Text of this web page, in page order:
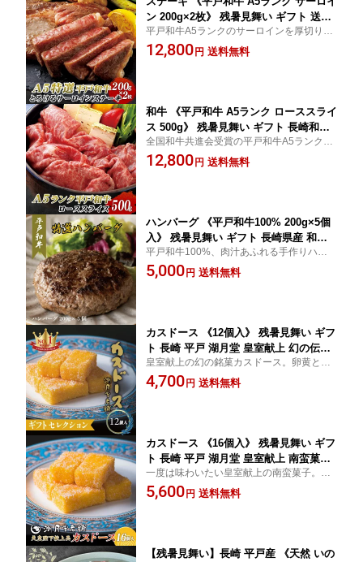
ン 200g×2枚》 残暑見舞い ギフト 送料
無料 長崎 霜降り 黒毛和牛 国産牛 和牛
贅沢 冷凍 お取り寄せグルメ 夏ギフト
平戸和牛A5ランクのサーロインを厚切りス
テーキで。とろける霜降りの旨みを存分
に。特別な日を彩る、贅沢な一皿。
12,800 円 送料無料
和牛 《平戸和牛 A5ランク ローススライ
ス 500g》 残暑見舞い ギフト 長崎和牛
全国和牛共進会受賞 すき焼き しゃぶし
ゃぶ 国産牛 冷凍 お取り寄せグルメ 夏
全国和牛共進会受賞の平戸和牛A5ランク。
とろける霜降りローススライス500gを、す
き焼き・しゃぶしゃぶで存分に。
12,800 円 送料無料
ハンバーグ 《平戸和牛100% 200g×5個
入》 残暑見舞い ギフト 長崎県産 和牛
手作り 肉汁 極上 高級 冷凍 産地直送 お
取り寄せグルメ 夏ギフト 内祝い 贈答品
平戸和牛100%、肉汁あふれる手作りハンバ
ーグ。焼くだけで、とろける旨みが口いっ
ぱいに。ご家庭でごちそうを味わう贅沢。
5,000 円 送料無料
カスドース 《12個入》 残暑見舞い ギフ
ト 長崎 平戸 湖月堂 皇室献上 幻の伝統
銘菓 和菓子 卵黄 焼き菓子 スイーツ お
取り寄せ お返し プレゼント 夏ギフト
皇室献上の幻の銘菓カスドース。卵黄と糖
蜜が生む、まろやかで上品な甘み。老舗・
湖月堂の伝統を食べきりやすい12個入で。
4,700 円 送料無料
カスドース 《16個入》 残暑見舞い ギフ
ト 長崎 平戸 湖月堂 皇室献上 南蛮菓子
老舗 和菓子 和スイーツ お取り寄せ お
茶請け 手土産 夏ギフト 内祝い 贈答品
一度は味わいたい皇室献上の南蛮菓子。と
ろける甘さのカスドースをたっぷり16個入
で。特別な贈り物にふさわしい老舗の逸
5,600 円 送料無料
【残暑見舞い】長崎 平戸産 《天然 いの